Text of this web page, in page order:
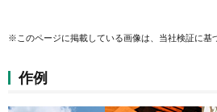
※このページに掲載している画像は、当社検証に基
作例